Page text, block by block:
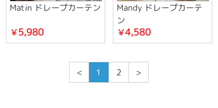
Matin ドレープカーテン
￥5,980
Mandy ドレープカーテ
ン
￥4,580
< 1 2 >